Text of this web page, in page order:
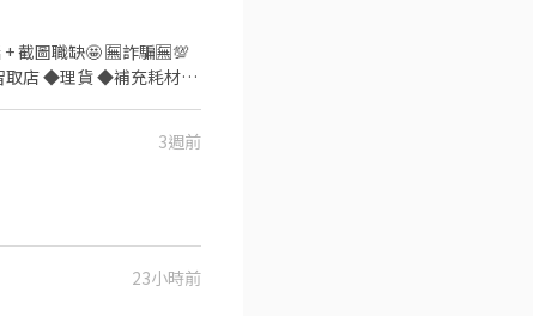
截圖職缺🤩 🈚️詐騙🈚️💯
) ◆台北209/
3週前
23小時前